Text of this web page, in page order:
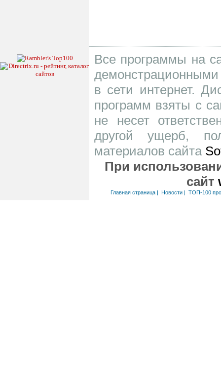
Все программы на
в сети интернет.
программ взяты с
не несет
другой ущерб,
материалов сайта
При
сайт
Главная страница| Новости| ТОП-100